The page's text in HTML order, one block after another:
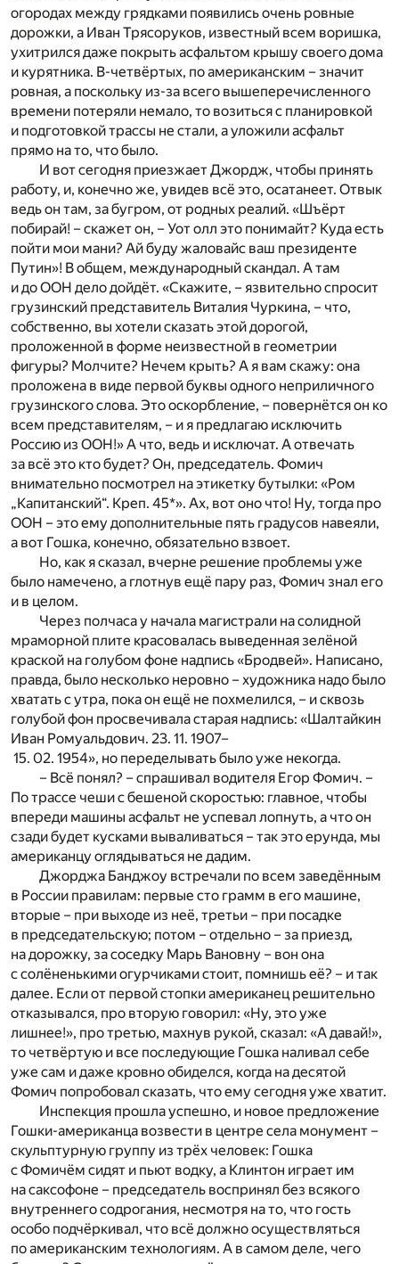
огородах между грядками появились очень ровные
дорожки, а Иван Трясоруков, известный всем воришка,
ухитрился даже покрыть асфальтом крышу своего дома
и курятника. В-четвёртых, по американским – значит
ровная, а поскольку из-за всего вышеперечисленного
времени потеряли немало, то возиться с планировкой
и подготовкой трассы не стали, а уложили асфальт
прямо на то, что было.
И вот сегодня приезжает Джордж, чтобы принять
работу, и, конечно же, увидев всё это, осатанеет. Отвык
ведь он там, за бугром, от родных реалий. «Шъёрт
побирай! – скажет он, – Уот олл это понимайт? Куда есть
пойти мои мани? Ай буду жаловайс ваш президенте
Путин»! В общем, международный скандал. А там
и до ООН дело дойдёт. «Скажите, – язвительно спросит
грузинский представитель Виталия Чуркина, – что,
собственно, вы хотели сказать этой дорогой,
проложенной в форме неизвестной в геометрии
фигуры? Молчите? Нечем крыть? А я вам скажу: она
проложена в виде первой буквы одного неприличного
грузинского слова. Это оскорбление, – повернётся он ко
всем представителям, – и я предлагаю исключить
Россию из ООН!» А что, ведь и исключат. А отвечать
за всё это кто будет? Он, председатель. Фомич
внимательно посмотрел на этикетку бутылки: «Ром
„Капитанский“. Креп. 45*». Ах, вот оно что! Ну, тогда про
ООН – это ему дополнительные пять градусов навеяли,
а вот Гошка, конечно, обязательно взвоет.
Но, как я сказал, вчерне решение проблемы уже
было намечено, а глотнув ещё пару раз, Фомич знал его
и в целом.
Через полчаса у начала магистрали на солидной
мраморной плите красовалась выведенная зелёной
краской на голубом фоне надпись «Бродвей». Написано,
правда, было несколько неровно – художника надо было
хватать с утра, пока он ещё не похмелился, – и сквозь
голубой фон просвечивала старая надпись: «Шалтайкин
Иван Ромуальдович. 23. 11. 1907–
15. 02. 1954», но переделывать было уже некогда.
– Всё понял? – спрашивал водителя Егор Фомич. –
По трассе чеши с бешеной скоростью: главное, чтобы
впереди машины асфальт не успевал лопнуть, а что он
сзади будет кусками вываливаться – так это ерунда, мы
американцу оглядываться не дадим.
Джорджа Банджоу встречали по всем заведённым
в России правилам: первые сто грамм в его машине,
вторые – при выходе из неё, третьи – при посадке
в председательскую; потом – отдельно – за приезд,
на дорожку, за соседку Марь Вановну – вон она
с солёненькими огурчиками стоит, помнишь её? – и так
далее. Если от первой стопки американец решительно
отказывался, про вторую говорил: «Ну, это уже
лишнее!», про третью, махнув рукой, сказал: «А давай!»,
то четвёртую и все последующие Гошка наливал себе
уже сам и даже кровно обиделся, когда на десятой
Фомич попробовал сказать, что ему сегодня уже хватит.
Инспекция прошла успешно, и новое предложение
Гошки-американца возвести в центре села монумент –
скульптурную группу из трёх человек: Гошка
с Фомичём сидят и пьют водку, а Клинтон играет им
на саксофоне – председатель воспринял без всякого
внутреннего содрогания, несмотря на то, что гость
особо подчёркивал, что всё должно осуществляться
по американским технологиям. А в самом деле, чего